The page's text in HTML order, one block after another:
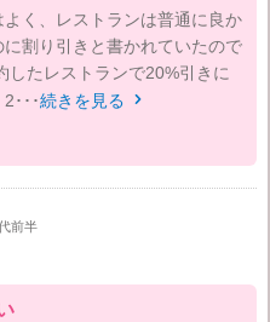
く、レストランは普通に良か
割り引きと書かれていたので
したレストランで20%引きに
･･･続きを見る 
前半